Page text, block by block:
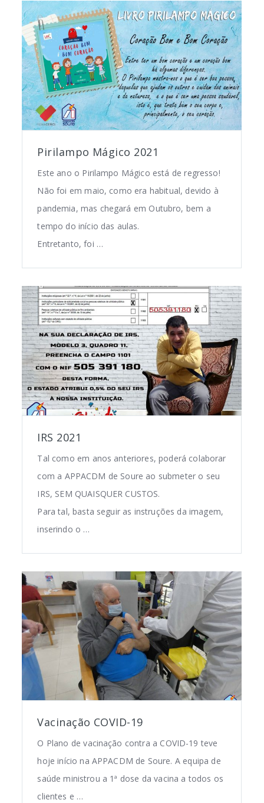
Pirilampo Mágico 2021
Este ano o Pirilampo Mágico está de regresso!
Não foi em maio, como era habitual, devido à
pandemia, mas chegará em Outubro, bem a
tempo do início das aulas.
Entretanto, foi …
IRS 2021
Tal como em anos anteriores, poderá colaborar
com a APPACDM de Soure ao submeter o seu
IRS, SEM QUAISQUER CUSTOS.
Para tal, basta seguir as instruções da imagem,
inserindo o …
Vacinação COVID-19
O Plano de vacinação contra a COVID-19 teve
hoje início na APPACDM de Soure. A equipa de
saúde ministrou a 1ª dose da vacina a todos os
clientes e …